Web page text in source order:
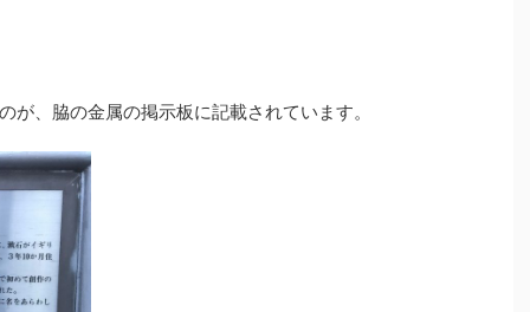
が、脇の金属の掲示板に記載されています。